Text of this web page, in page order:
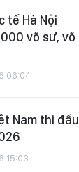
tế Hà Nội
võ sư, võ
06:04
Nam thi đấu
15:03